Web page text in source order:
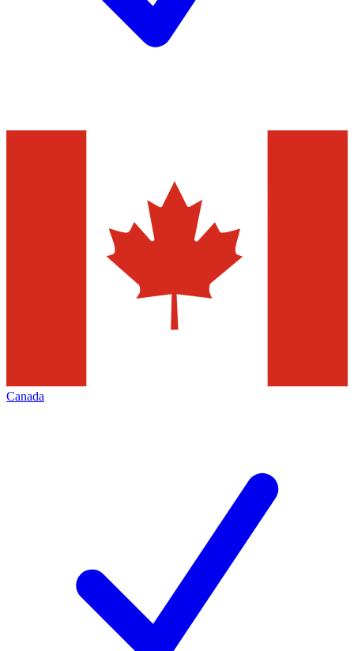
Canada